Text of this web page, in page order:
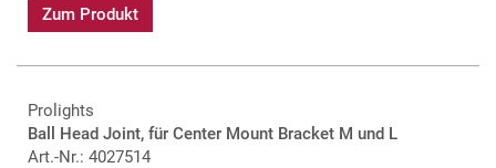
Zum Produkt
Prolights
Ball Head Joint, für Center Mount Bracket M und L
Art.-Nr.: 4027514